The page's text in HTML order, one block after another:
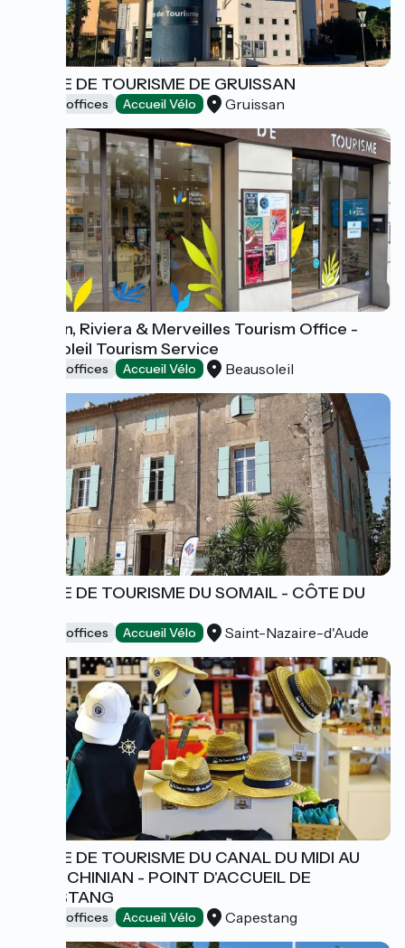
OFFICE DE TOURISME DE GRUISSAN
Tourist offices Accueil Vélo Gruissan
Menton, Riviera & Merveilles Tourism Office -
Beausoleil Tourism Service
Tourist offices Accueil Vélo Beausoleil
OFFICE DE TOURISME DU SOMAIL - CÔTE DU
Tourist offices Accueil Vélo Saint-Nazaire-d'Aude
OFFICE DE TOURISME DU CANAL DU MIDI AU
SAINT CHINIAN - POINT D'ACCUEIL DE
CAPESTANG
Tourist offices Accueil Vélo Capestang